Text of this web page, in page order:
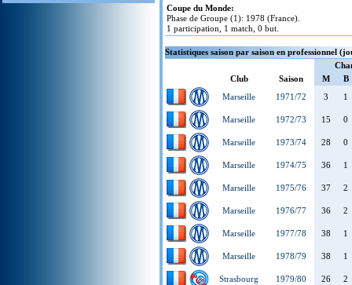
Coupe du Monde:
Phase de Groupe (1): 1978 (France).
1 participation, 1 match, 0 but.
Statistiques saison par saison en professionnel
Club
Saison M
B
Marseille
1971/72 3 1
Marseille 1972/73 15 0
Marseille 1973/74 28 0
Marseille 1974/75 36 1
Marseille 1975/76 37 2
Marseille 1976/77 36 2
Marseille 1977/78 38 1
Marseille 1978/79 38 1
Strasbourg 1979/80 26 2